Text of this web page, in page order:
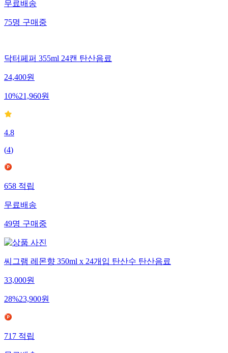
무료배송
75명구매중
닥터페퍼 355ml 24캔 탄산음료
24,400원
10%21,960원
4.8
(4)
658적립
무료배송
49명구매중
씨그램 레몬향 350ml x 24개입 탄산수 탄산음료
33,000원
28%23,900원
717적립